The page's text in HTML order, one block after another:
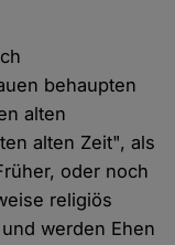
behaupten
alten
alten Zeit", als
oder noch
religiös
werden Ehen